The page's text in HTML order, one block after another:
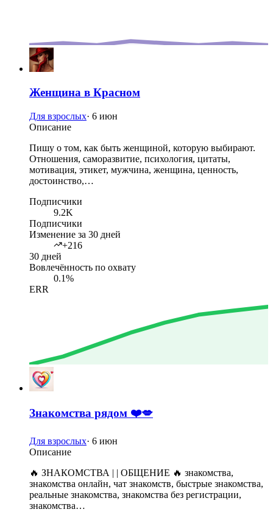
Женщина в Красном
Для взрослых· 6 июн
Описание
Пишу о том, как быть женщиной, которую выбирают.
Отношения, саморазвитие, психология, цитаты,
мотивация, этикет, мужчина, женщина, ценность,
достоинство,…
Подписчики
9.2K
Подписчики
Изменение за 30 дней
+216
30 дней
Вовлечённость по охвату
0.1%
ERR
Знакомства рядом ❤️💋
Для взрослых· 6 июн
Описание
🔥 ЗНАКОМСТВА | | ОБЩЕНИЕ 🔥 знакомства,
знакомства онлайн, чат знакомств, быстрые знакомства,
реальные знакомства, знакомства без регистрации,
знакомства…